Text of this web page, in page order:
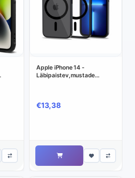
Apple iPhone 14 -
Läbipaistev,mustade
€13,38